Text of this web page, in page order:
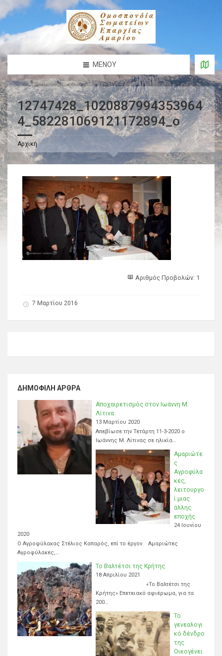
ΜΕΝΟΎ
12747428_1020887994353964
4_582281069121172894_o
Αρχική
Αριθμός Προβολών: 1
7 Μαρτίου 2016
ΔΗΜΟΦΙΛΉ ΆΡΘΡΑ
Αποχαιρετισμός στον Ιωάννη Μ.
Λίτινα
13 Μαρτίου 2020
Απεβίωσε την Τετάρτη 11-3-2020 ο
Ιωάννης Μ. Λίτινας σε ηλικία…
Αμαριώτε
ς
Αγροφύλα
κες,
λειτουργο
ί μιας
άλλης
εποχής
24 Ιουνίου
2020
Ο Αγροφύλακας Στέλιος Καπαρός, επί το έργον. Αμαριώτες
Αγροφύλακες,…
Το Βαλτέτσι της Κρήτης.
18 Απριλίου 2021
«Το Βαλτέτσι της
Κρήτης» Επετειακό αφιέρωμα, για τα
200…
Το
γενεαλογι
κό δένδρο
της
Οικογένει